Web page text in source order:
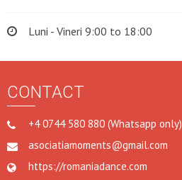
Luni - Vineri 9:00 to 18:00
CONTACT
+4 0744 580 880 (Whatsapp only)
asociatiamoments@gmail.com
https://romaniadance.com